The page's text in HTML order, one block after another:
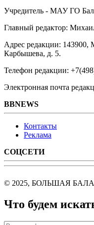
Учредитель - МАУ ГО
Главный редактор:
Адрес редакции: 143900,
Карбышева, д. 5.
Телефон редакции:
Электронная почта
BBNEWS
Контакты
Реклама
СОЦСЕТИ
© 2025, БОЛЬШАЯ
Что будем